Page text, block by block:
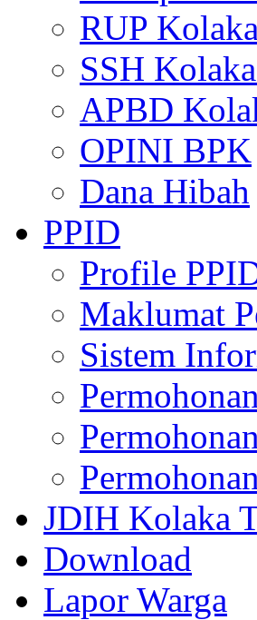
RUP
SSH
APBD
OPINI BPK
Dana Hibah
PPID
Profile
Maklumat
Sistem
JDIH Kolaka
Download
Lapor Warga